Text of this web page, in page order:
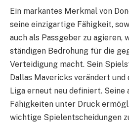
Ein markantes Merkmal von
seine einzigartige Fähigkeit,
auch als Passgeber zu agieren,
ständigen Bedrohung für die
Verteidigung macht. Sein
Dallas Mavericks verändert und
Liga erneut neu definiert. Seine
Fähigkeiten unter Druck
wichtige Spielentscheidungen